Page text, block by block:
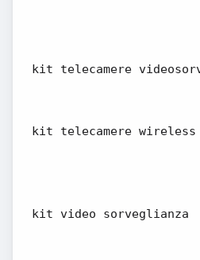
kit telecamere
kit telecamere wireless
kit video sorveglianza